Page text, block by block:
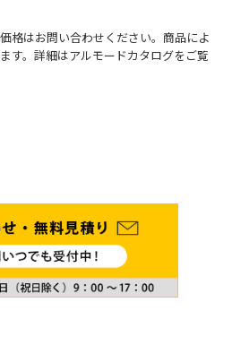
格はお問い合わせください。商品によ
す。詳細はアルモードカタログをご覧